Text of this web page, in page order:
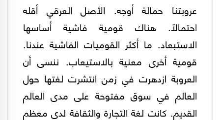
عروبتنا حمالة أوجه. الأصل العرقي أقله
احتمالاً. هناك قومية فاشية أساسها
الاستبعاد. ما أكثر القوميات الفاشية عندنا.
قومية أخرى معنية بالاستيعاب. ننسى أن
العروبة ازدهرت في زمن انتشرت لغتها حول
العالم في سوق مفتوحة على مدى العالم
القديم. كانت لغة التجارة والثقافة لدى معظم